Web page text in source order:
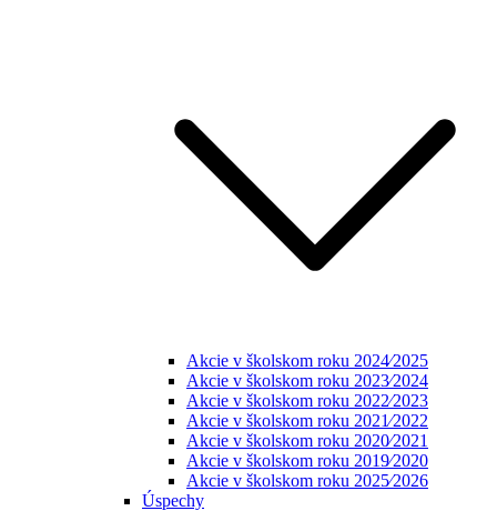
Akcie v školskom roku 2024⁄2025
Akcie v školskom roku 2023⁄2024
Akcie v školskom roku 2022⁄2023
Akcie v školskom roku 2021⁄2022
Akcie v školskom roku 2020⁄2021
Akcie v školskom roku 2019⁄2020
Akcie v školskom roku 2025⁄2026
Úspechy